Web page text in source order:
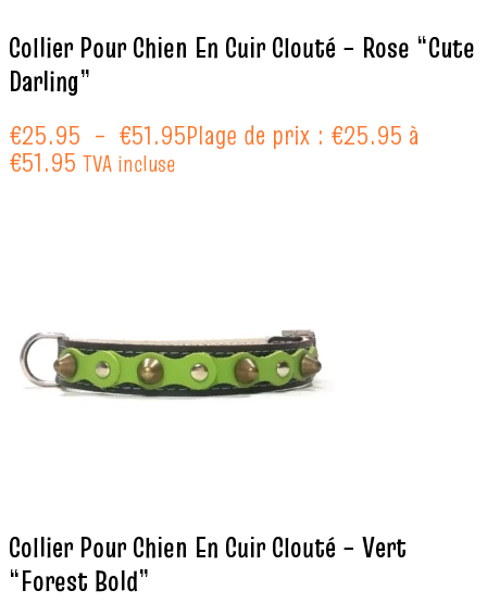
Collier Pour Chien En Cuir Clouté – Rose “Cute
Darling”
€25.95 – €51.95Plage de prix : €25.95 à
€51.95 TVA incluse
Collier Pour Chien En Cuir Clouté – Vert
“Forest Bold”